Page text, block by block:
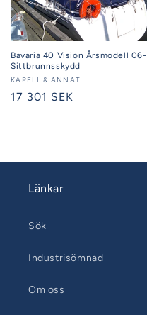
Bavaria 40 Vision Årsmodell 06-
Sittbrunnsskydd
Säljare:
KAPELL & ANNAT
Ordinarie
17 301 SEK
Länkar
Sök
Industrisömnad
Om oss